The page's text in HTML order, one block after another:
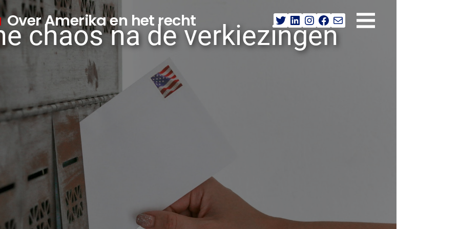
Over Amerika en het recht Twitter
LinkedIn
Instagram
Facebook
E-mail
chaos na de verkiezingen